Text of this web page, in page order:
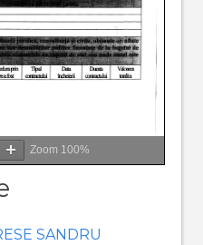
Zoom 100%
SANDRU